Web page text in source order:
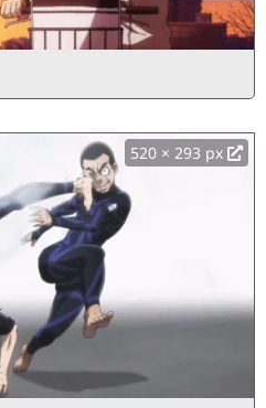
520 × 293 px